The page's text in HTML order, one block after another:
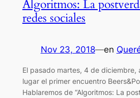
Algoritmos: La
redes sociales
Nov 23, 2018—en
El pasado martes, 4 de diciembre,
lugar el primer encuentro
Hablaremos de “Algoritmos: La